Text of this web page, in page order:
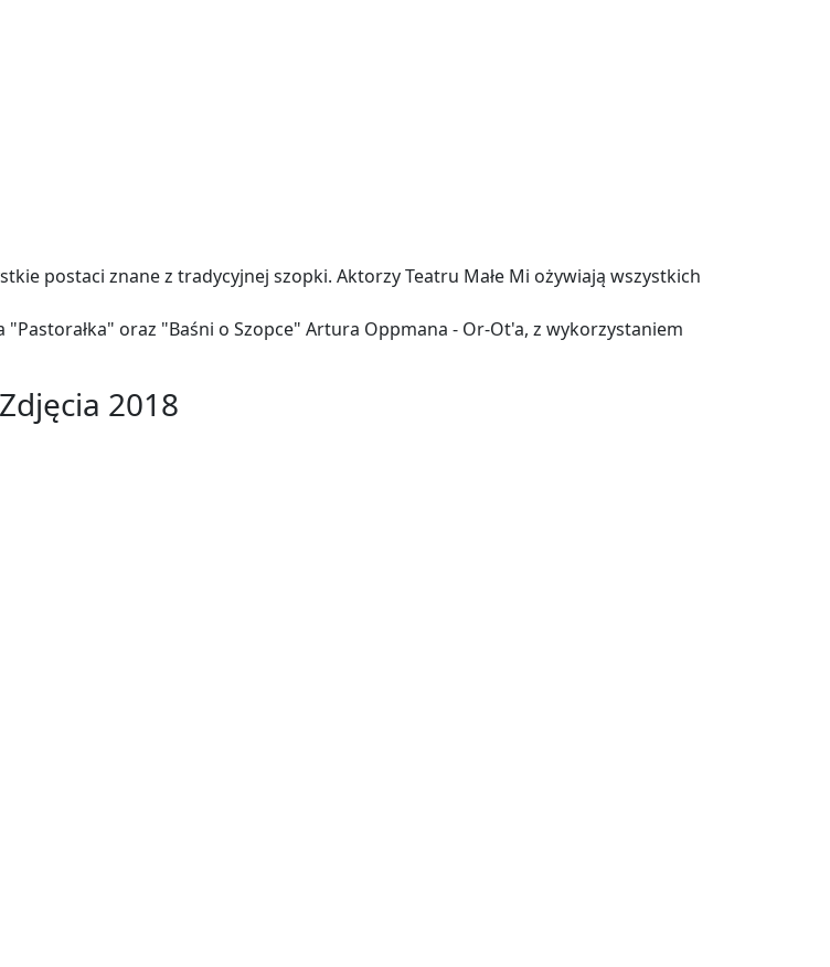
postaci znane z tradycyjnej szopki. Aktorzy Teatru Małe Mi ożywiają wszystkich
oraz "Baśni o Szopce" Artura Oppmana - Or-Ot'a, z wykorzystaniem
Zdjęcia 2018